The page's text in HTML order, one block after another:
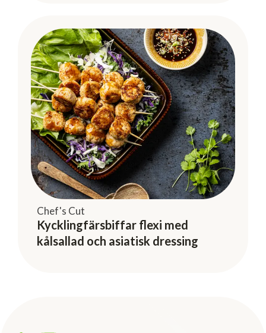
Chef's Cut
Kycklingfärsbiffar flexi med
kålsallad och asiatisk dressing